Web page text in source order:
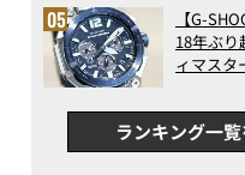
った！
【G-
18年ぶり
ィマスタ
新ムーブ
ランキング一